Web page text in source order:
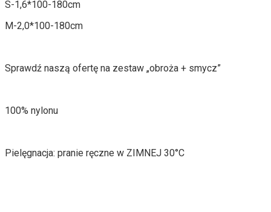
S-1,6*100-180cm
M-2,0*100-180cm
Sprawdź naszą ofertę na zestaw „obroża + smycz”
100% nylonu
Pielęgnacja: pranie ręczne w ZIMNEJ 30°C